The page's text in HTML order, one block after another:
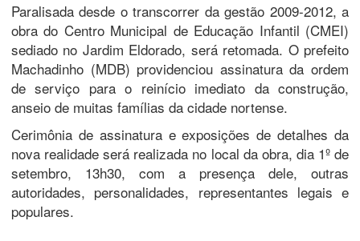
Paralisada desde o transcorrer da gestão 2009-2012, a
obra do Centro Municipal de Educação Infantil (CMEI)
sediado no Jardim Eldorado, será retomada. O prefeito
Machadinho (MDB) providenciou assinatura da ordem
de serviço para o reinício imediato da construção,
anseio de muitas famílias da cidade nortense.
Cerimônia de assinatura e exposições de detalhes da
nova realidade será realizada no local da obra, dia 1º de
setembro, 13h30, com a presença dele, outras
autoridades, personalidades, representantes legais e
populares.